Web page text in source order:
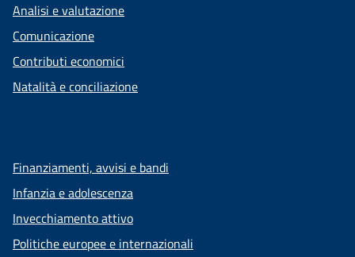
Analisi e valutazione
Comunicazione
Contributi economici
Natalità e conciliazione
Finanziamenti, avvisi e bandi
Infanzia e adolescenza
Invecchiamento attivo
Politiche europee e internazionali